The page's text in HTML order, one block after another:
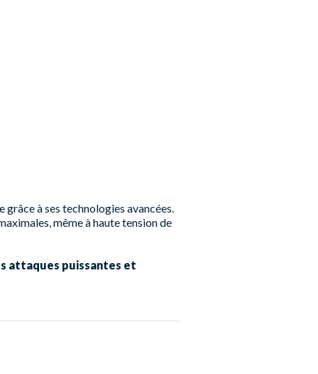
à ses technologies avancées.
même à haute tension de
attaques puissantes et